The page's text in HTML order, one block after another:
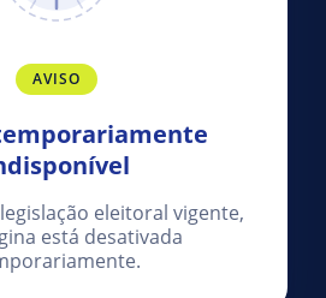
AVISO
eleitoral vigente,
está desativada